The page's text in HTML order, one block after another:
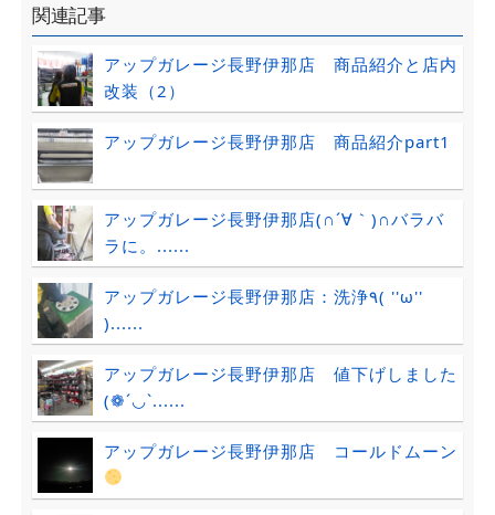
関連記事
アップガレージ長野伊那店 商品紹介と店内
改装（2）
アップガレージ長野伊那店 商品紹介part1
アップガレージ長野伊那店(∩´∀｀)∩バラバ
ラに。......
アップガレージ長野伊那店：洗浄٩( ''ω''
)......
アップガレージ長野伊那店 値下げしました
(❁´◡`......
アップガレージ長野伊那店 コールドムーン